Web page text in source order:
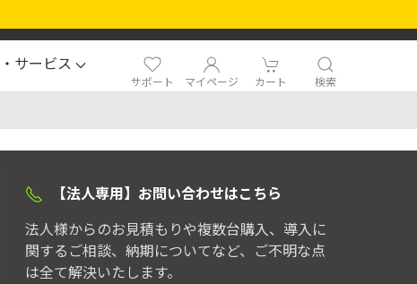
サポート マイページ カート 検索
サービス
【法人専用】お問い合わせはこちら
法人様からのお見積もりや複数台購入、導入に
関するご相談、納期についてなど、ご不明な点
は全て解決いたします。